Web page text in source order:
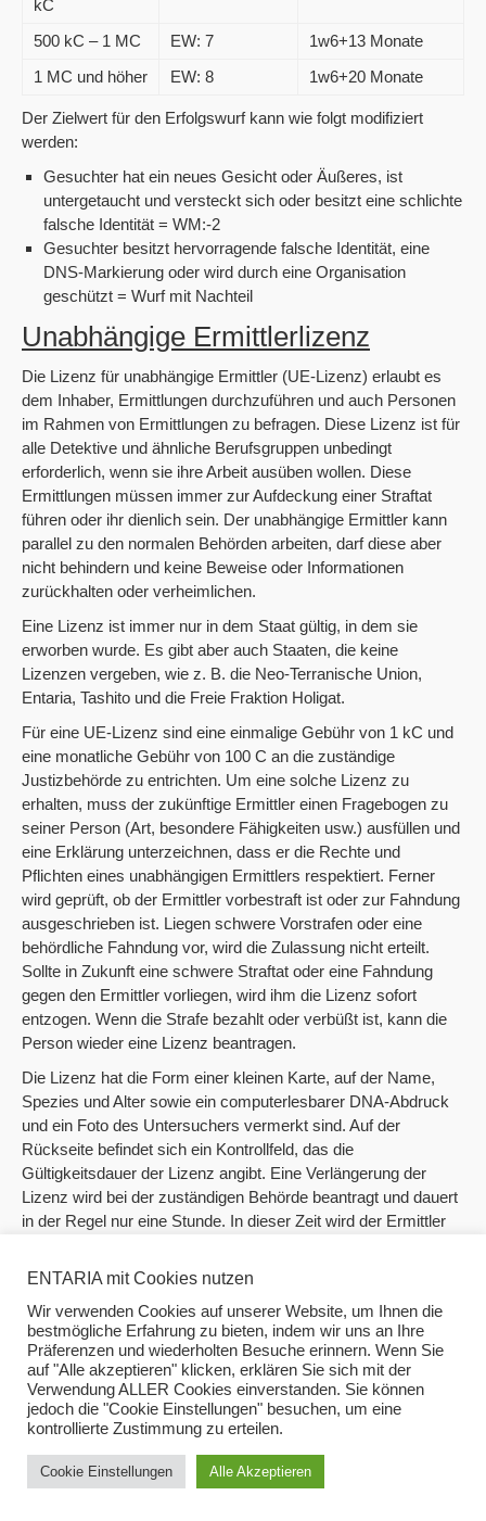
kC
500 kC – 1 MC EW: 7
1w6+13 Monate
1 MC und höher
EW: 8 1w6+20 Monate
Der Zielwert für den Erfolgswurf kann wie folgt modifiziert
werden:
Gesuchter hat ein neues Gesicht oder Äußeres, ist
untergetaucht und versteckt sich oder besitzt eine schlichte
falsche Identität = WM:-2
Gesuchter besitzt hervorragende falsche Identität, eine
DNS-Markierung oder wird durch eine Organisation
geschützt = Wurf mit Nachteil
Unabhängige Ermittlerlizenz
Die Lizenz für unabhängige Ermittler (UE-Lizenz) erlaubt es
dem Inhaber, Ermittlungen durchzuführen und auch Personen
im Rahmen von Ermittlungen zu befragen. Diese Lizenz ist für
alle Detektive und ähnliche Berufsgruppen unbedingt
erforderlich, wenn sie ihre Arbeit ausüben wollen. Diese
Ermittlungen müssen immer zur Aufdeckung einer Straftat
führen oder ihr dienlich sein. Der unabhängige Ermittler kann
parallel zu den normalen Behörden arbeiten, darf diese aber
nicht behindern und keine Beweise oder Informationen
zurückhalten oder verheimlichen.
Eine Lizenz ist immer nur in dem Staat gültig, in dem sie
erworben wurde. Es gibt aber auch Staaten, die keine
Lizenzen vergeben, wie z. B. die Neo-Terranische Union,
Entaria, Tashito und die Freie Fraktion Holigat.
Für eine UE-Lizenz sind eine einmalige Gebühr von 1 kC und
eine monatliche Gebühr von 100 C an die zuständige
Justizbehörde zu entrichten. Um eine solche Lizenz zu
erhalten, muss der zukünftige Ermittler einen Fragebogen zu
seiner Person (Art, besondere Fähigkeiten usw.) ausfüllen und
eine Erklärung unterzeichnen, dass er die Rechte und
Pflichten eines unabhängigen Ermittlers respektiert. Ferner
wird geprüft, ob der Ermittler vorbestraft ist oder zur Fahndung
ausgeschrieben ist. Liegen schwere Vorstrafen oder eine
behördliche Fahndung vor, wird die Zulassung nicht erteilt.
Sollte in Zukunft eine schwere Straftat oder eine Fahndung
gegen den Ermittler vorliegen, wird ihm die Lizenz sofort
entzogen. Wenn die Strafe bezahlt oder verbüßt ist, kann die
Person wieder eine Lizenz beantragen.
Die Lizenz hat die Form einer kleinen Karte, auf der Name,
Spezies und Alter sowie ein computerlesbarer DNA-Abdruck
und ein Foto des Untersuchers vermerkt sind. Auf der
Rückseite befindet sich ein Kontrollfeld, das die
Gültigkeitsdauer der Lizenz angibt. Eine Verlängerung der
Lizenz wird bei der zuständigen Behörde beantragt und dauert
in der Regel nur eine Stunde. In dieser Zeit wird der Ermittler
festzustellen, ob er sich strafbar gemacht hat. Ist alles in
Monat verlängert.
Unabhängige Ermittler gibt es fast überall auf den
bevölkerungsreichen Planeten. Sie nehmen meist Aufträge
von Privatpersonen an, denen es zu peinlich ist, sich an die
Behörden zu wenden, oder die kein Vertrauen in deren
und sind den meisten Behörden ein Dorn im Auge, da das
Zurückhalten von Informationen bei Ermittlern leider
ENTARIA mit Cookies nutzen
Wir verwenden Cookies auf unserer Website, um Ihnen die
bestmögliche Erfahrung zu bieten, indem wir uns an Ihre
Präferenzen und wiederholten Besuche erinnern. Wenn Sie
auf "Alle akzeptieren" klicken, erklären Sie sich mit der
Verwendung ALLER Cookies einverstanden. Sie können
jedoch die "Cookie Einstellungen" besuchen, um eine
kontrollierte Zustimmung zu erteilen.
Cookie Einstellungen Alle Akzeptieren